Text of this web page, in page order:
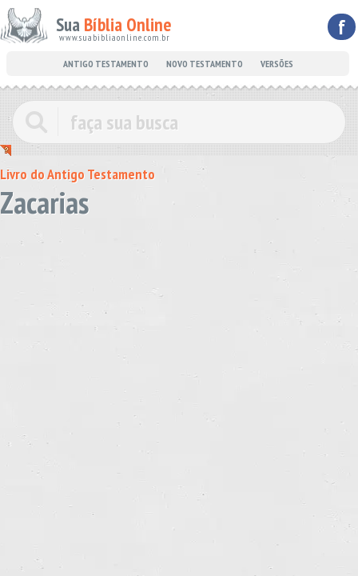
Sua Bíblia Online
www.suabibliaonline.com.br f
ANTIGO TESTAMENTO NOVO TESTAMENTO VERSÕES
Livro do Antigo Testamento
Zacarias